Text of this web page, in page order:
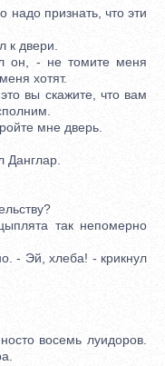
признать, что эти
двери.
- не томите меня
хотят.
вы скажите, что вам
мне дверь.
Данглар.
так непомерно
- Эй, хлеба! - крикнул
восемь луидоров.